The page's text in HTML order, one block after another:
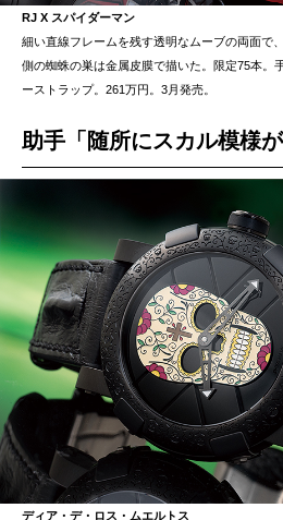
RJ X スパイダーマン
細い直線フレームを残す透明なムーブの両面で
側の蜘蛛の巣は金属皮膜で描いた。限定75本。
ーストラップ。261万円。3月発売。
助手「随所にスカル模様が
ディア・デ・ロス・ムエルトス